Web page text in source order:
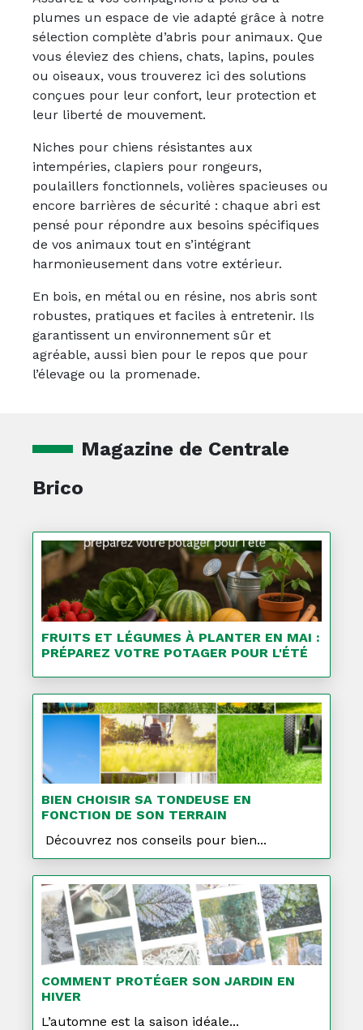
plumes un espace de vie adapté grâce à notre
sélection complète d’abris pour animaux. Que
vous éleviez des chiens, chats, lapins, poules
ou oiseaux, vous trouverez ici des solutions
conçues pour leur confort, leur protection et
leur liberté de mouvement.
Niches pour chiens résistantes aux
intempéries, clapiers pour rongeurs,
poulaillers fonctionnels, volières spacieuses ou
encore barrières de sécurité : chaque abri est
pensé pour répondre aux besoins spécifiques
de vos animaux tout en s’intégrant
harmonieusement dans votre extérieur.
En bois, en métal ou en résine, nos abris sont
robustes, pratiques et faciles à entretenir. Ils
garantissent un environnement sûr et
agréable, aussi bien pour le repos que pour
l’élevage ou la promenade.
Magazine de Centrale
Brico
FRUITS ET LÉGUMES À PLANTER EN MAI :
PRÉPAREZ VOTRE POTAGER POUR L'ÉTÉ
BIEN CHOISIR SA TONDEUSE EN
FONCTION DE SON TERRAIN
Découvrez nos conseils pour bien...
COMMENT PROTÉGER SON JARDIN EN
HIVER
L’automne est la saison idéale...